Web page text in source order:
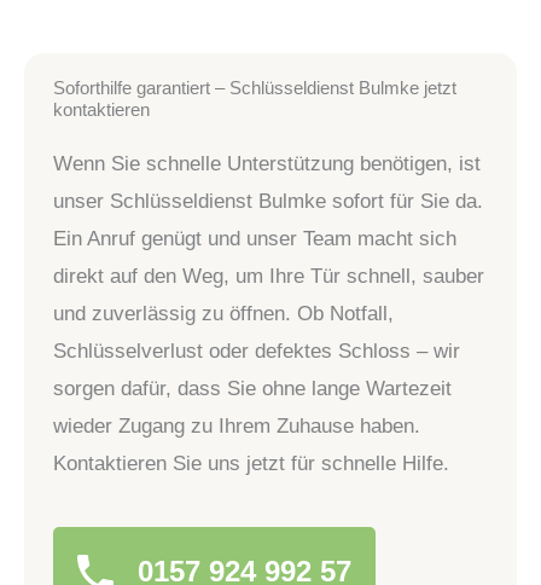
Soforthilfe garantiert – Schlüsseldienst Bulmke jetzt
kontaktieren
Wenn Sie schnelle Unterstützung benötigen, ist
unser Schlüsseldienst Bulmke sofort für Sie da.
Ein Anruf genügt und unser Team macht sich
direkt auf den Weg, um Ihre Tür schnell, sauber
und zuverlässig zu öffnen. Ob Notfall,
Schlüsselverlust oder defektes Schloss – wir
sorgen dafür, dass Sie ohne lange Wartezeit
wieder Zugang zu Ihrem Zuhause haben.
Kontaktieren Sie uns jetzt für schnelle Hilfe.
0157 924 992 57